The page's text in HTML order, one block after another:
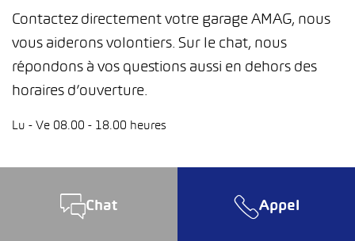
Contactez directement votre garage AMAG, nous
vous aiderons volontiers. Sur le chat, nous
répondons à vos questions aussi en dehors des
horaires d’ouverture.
Lu - Ve 08.00 - 18.00 heures
Chat Appel